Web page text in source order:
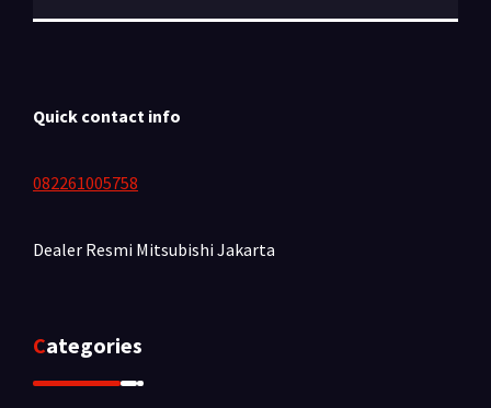
Quick contact info
082261005758
Dealer Resmi Mitsubishi Jakarta
Categories